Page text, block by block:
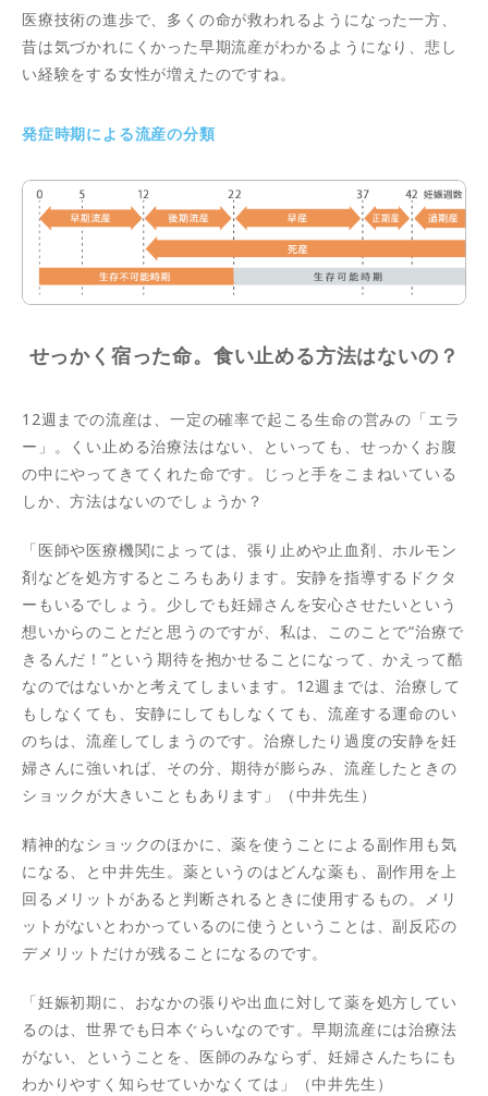
医療技術の進歩で、多くの命が救われるようになった一方、
昔は気づかれにくかった早期流産がわかるようになり、悲し
い経験をする女性が増えたのですね。
発症時期による流産の分類
せっかく宿った命。食い止める方法はないの？
12週までの流産は、一定の確率で起こる生命の営みの「エラ
ー」。くい止める治療法はない、といっても、せっかくお腹
の中にやってきてくれた命です。じっと手をこまねいている
しか、方法はないのでしょうか？
「医師や医療機関によっては、張り止めや止血剤、ホルモン
剤などを処方するところもあります。安静を指導するドクタ
ーもいるでしょう。少しでも妊婦さんを安心させたいという
想いからのことだと思うのですが、私は、このことで“治療で
きるんだ！”という期待を抱かせることになって、かえって酷
なのではないかと考えてしまいます。12週までは、治療して
もしなくても、安静にしてもしなくても、流産する運命のい
のちは、流産してしまうのです。治療したり過度の安静を妊
婦さんに強いれば、その分、期待が膨らみ、流産したときの
ショックが大きいこともあります」（中井先生）
精神的なショックのほかに、薬を使うことによる副作用も気
になる、と中井先生。薬というのはどんな薬も、副作用を上
回るメリットがあると判断されるときに使用するもの。メリ
ットがないとわかっているのに使うということは、副反応の
デメリットだけが残ることになるのです。
「妊娠初期に、おなかの張りや出血に対して薬を処方してい
るのは、世界でも日本ぐらいなのです。早期流産には治療法
がない、ということを、医師のみならず、妊婦さんたちにも
わかりやすく知らせていかなくては」（中井先生）